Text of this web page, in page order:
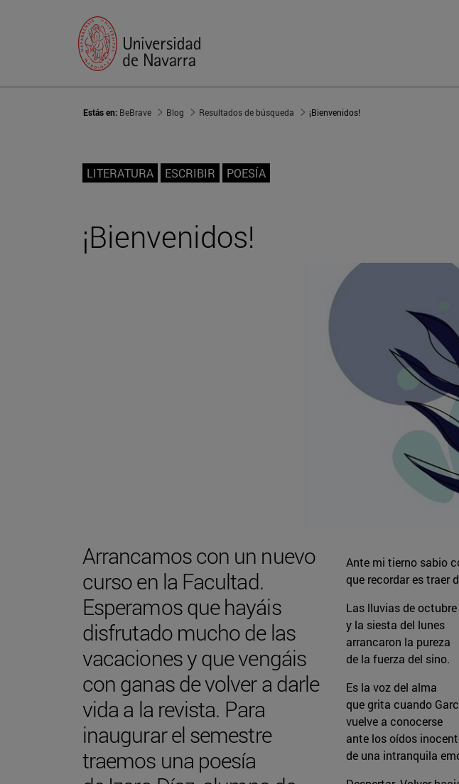
Estás en: BeBrave Blog Resultados de búsqueda ¡Bienvenidos!
LITERATURA ESCRIBIR POESÍA
¡Bienvenidos!
Arrancamos con un nuevo
curso en la Facultad.
Esperamos que hayáis
disfrutado mucho de las
vacaciones y que vengáis
con ganas de volver a darle
vida a la revista. Para
inaugurar el semestre
traemos una poesía
Ante mi tierno sabio
que recordar es traer
Las lluvias de octubre
y la siesta del lunes
arrancaron la pureza
de la fuerza del sino.
Es la voz del alma
que grita cuando
vuelve a conocerse
ante los oídos
de una intranquila